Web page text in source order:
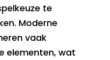
te
Moderne
vaak
elementen, wat